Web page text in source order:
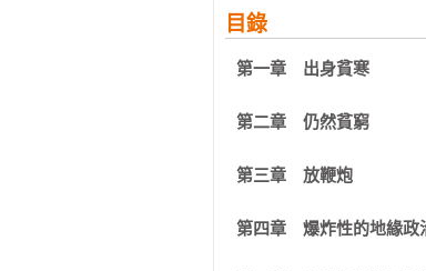
般的視角，呈現了他在美
鬥爭及其開國元勛的近
以毫無保留的誠實把人們
――梅拉．錢德（Meira
        馬凱碩的回憶錄訴說了他從貧困中崛起，進而在外交與學術界達成傑出成就的非凡故事。這本深
文筆令我愛不釋手。一本
目錄
第一章　出身貧寒
第二章　仍然貧窮
第三章　放鞭炮
第四章　爆炸性的地緣政